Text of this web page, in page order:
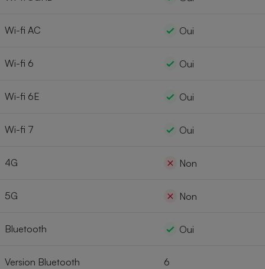
Wi-fi AC Oui
Wi-fi 6 Oui
Wi-fi 6E Oui
Wi-fi 7 Oui
4G Non
5G Non
Bluetooth Oui
Version Bluetooth 6